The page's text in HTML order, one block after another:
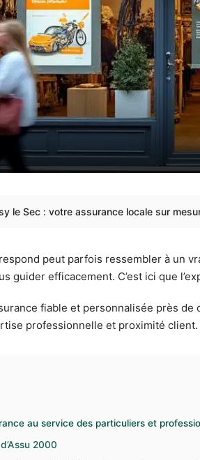
le Sec : votre assurance locale sur
peut parfois ressembler à un
guider efficacement. C’est ici que
fiable et personnalisée près de
professionnelle et proximité
au service des particuliers et
2000